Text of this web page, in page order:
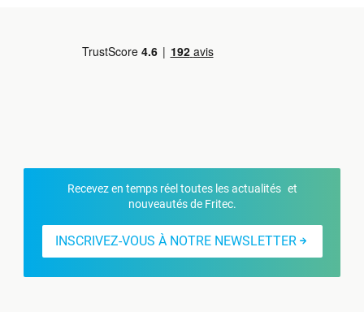
Recevez en temps réel toutes les actualités et
nouveautés de Fritec.
INSCRIVEZ-VOUS À NOTRE NEWSLETTER